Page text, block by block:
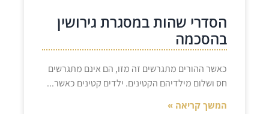
הסדרי שהות במסגרת גירושין
בהסכמה
כאשר ההורים מתגרשים זה מזו, הם אינם מתגרשים
חס ושלום מילדיהם הקטינים. ילדים קטינים כאשר
המשך קריאה »